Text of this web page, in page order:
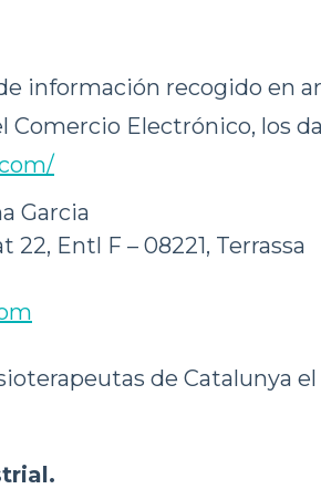
información recogido en
Comercio Electrónico, los
Garcia
Entl F – 08221, Terrassa
de Catalunya